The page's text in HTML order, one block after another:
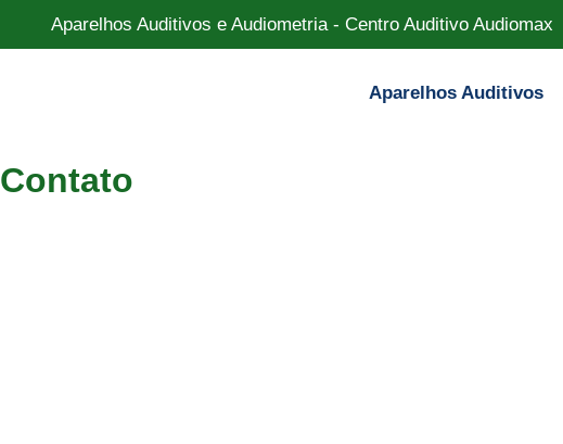
Aparelhos Auditivos e Audiometria - Centro Auditivo Audiomax
Aparelhos Auditivos
Contato